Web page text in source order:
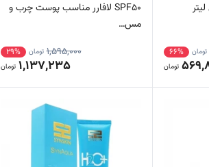
تومان 66%
تومان
SPF50 لافارر مناسب پوست چرب و
مس…
1,595,000 تومان 29%
1,137,235 تومان